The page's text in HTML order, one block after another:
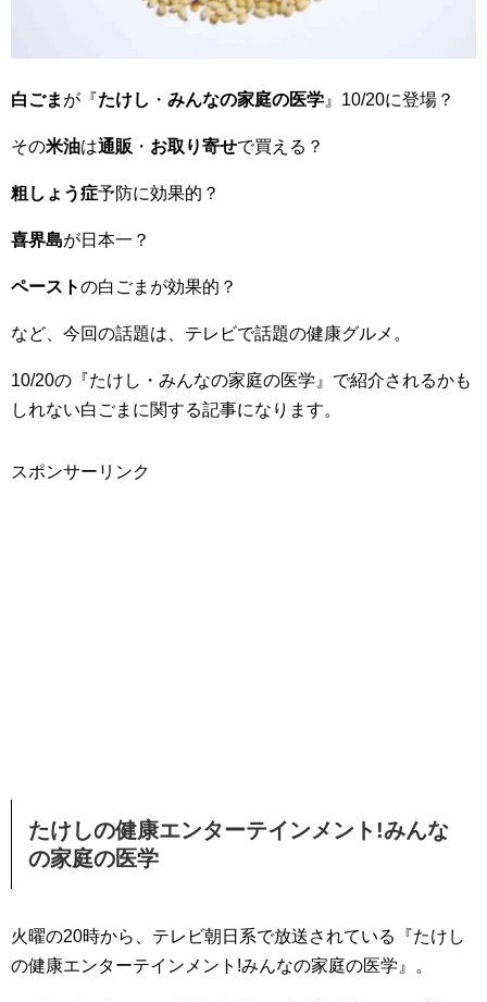
白ごま が『たけし ・ みんなの家庭の医学 』10/20に登場？
その米油は通販 ・ お取り寄せで買える？
粗しょう症予防に効果的？
喜界島が日本一？
ペーストの白ごまが効果的？
など、今回の話題は、テレビで話題の健康グルメ。
10/20の『たけし・みんなの家庭の医学』で紹介されるかも
しれない白ごまに関する記事になります。
スポンサーリンク
たけしの健康エンターテインメント!みんな
の家庭の医学
火曜の20時から、テレビ朝日系で放送されている『たけし
の健康エンターテインメント!みんなの家庭の医学』。